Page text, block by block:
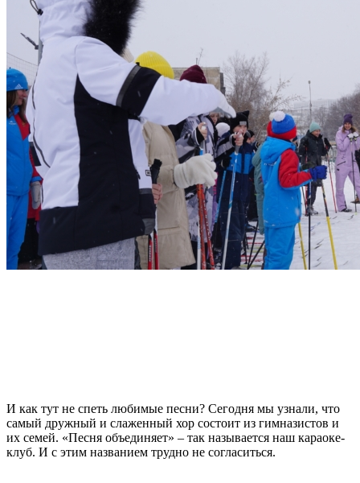
И как тут не спеть любимые песни? Сегодня мы узнали, что
самый дружный и слаженный хор состоит из гимназистов и
их семей. «Песня объединяет» – так называется наш караоке-
клуб. И с этим названием трудно не согласиться.